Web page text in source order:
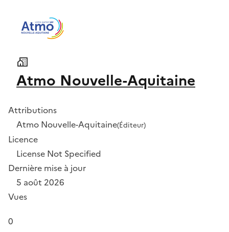
Atmo Nouvelle-Aquitaine
Attributions
Atmo Nouvelle-Aquitaine(Éditeur)
Licence
License Not Specified
Dernière mise à jour
5 août 2026
Vues
0